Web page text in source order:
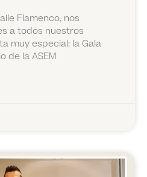
Flamenco, nos
a todos nuestros
muy especial: la Gala
de la ASEM